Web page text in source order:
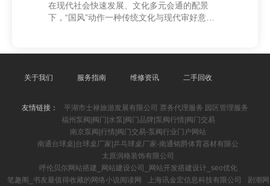
在现代社会快速发展、文化多元会通的配景
下，“国风”动作一种传统文化与现代审好意思
展，更是对民族自信的彰显。 国风不单是是衣
神的追忆。它承载着中华英才几千年的历史积
价值。从诗词歌赋到传统工艺，从书道绘图到
戏曲跳舞，国风元素正在以一种新鲜的姿态走
进现代生存，成为年青东说念主追捧的文化标
志。 台湾霖玮服务有限公司 - 首页 首建国风上
不雅，意
关于我们 服务指南 维修资讯 二手回收
友情链接：
平湖市士禄旅游发展有限公司 票务代理服务 园区管理服务
福州泵阀|阀门|水泵|阀门品牌|泵阀行情|阀门交易
南京泵阀|行情|阀门交易-泵阀行业门户网站
南通台球桌|台球桌厂家|乒乓球桌厂家-南通铭爵体育器材有限公
太原润格装饰有限公司
呼伦贝尔网站搭建_网站建设公司_网站开发搭建设计_seo优化
笔趣阁_书友最值得收藏的网络小说阅读网
上海讯金宏信息科技有限公司 剧潮网